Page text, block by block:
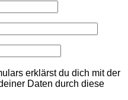
erklärst du dich mit der
Daten durch diese